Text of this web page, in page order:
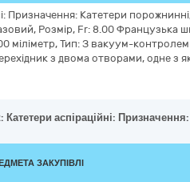
Призначення: Катетери
Розмір, Fr: 8.00 Французька
міліметр, Тип: З вакуум-контролем
з двома отворами, одне з
Катетери аспіраційні:
ЗАКУПІВЛІ